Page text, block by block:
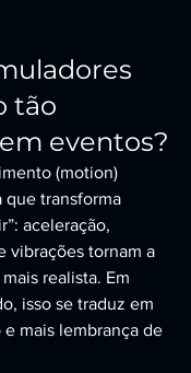
tão
eventos?
(motion)
que transforma
aceleração,
vibrações tornam a
realista. Em
isso se traduz em
mais lembrança de